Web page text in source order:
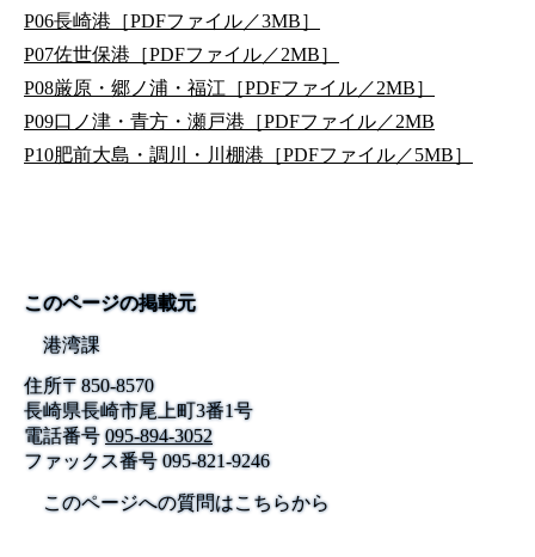
P06長崎港［PDFファイル／3MB］
P07佐世保港［PDFファイル／2MB］
P08厳原・郷ノ浦・福江［PDFファイル／2MB］
P09口ノ津・青方・瀬戸港［PDFファイル／2MB
P10肥前大島・調川・川棚港［PDFファイル／5MB］
このページの掲載元
港湾課
住所〒850-8570
長崎県長崎市尾上町3番1号
電話番号 095-894-3052
ファックス番号095-821-9246
このページへの質問はこちらから